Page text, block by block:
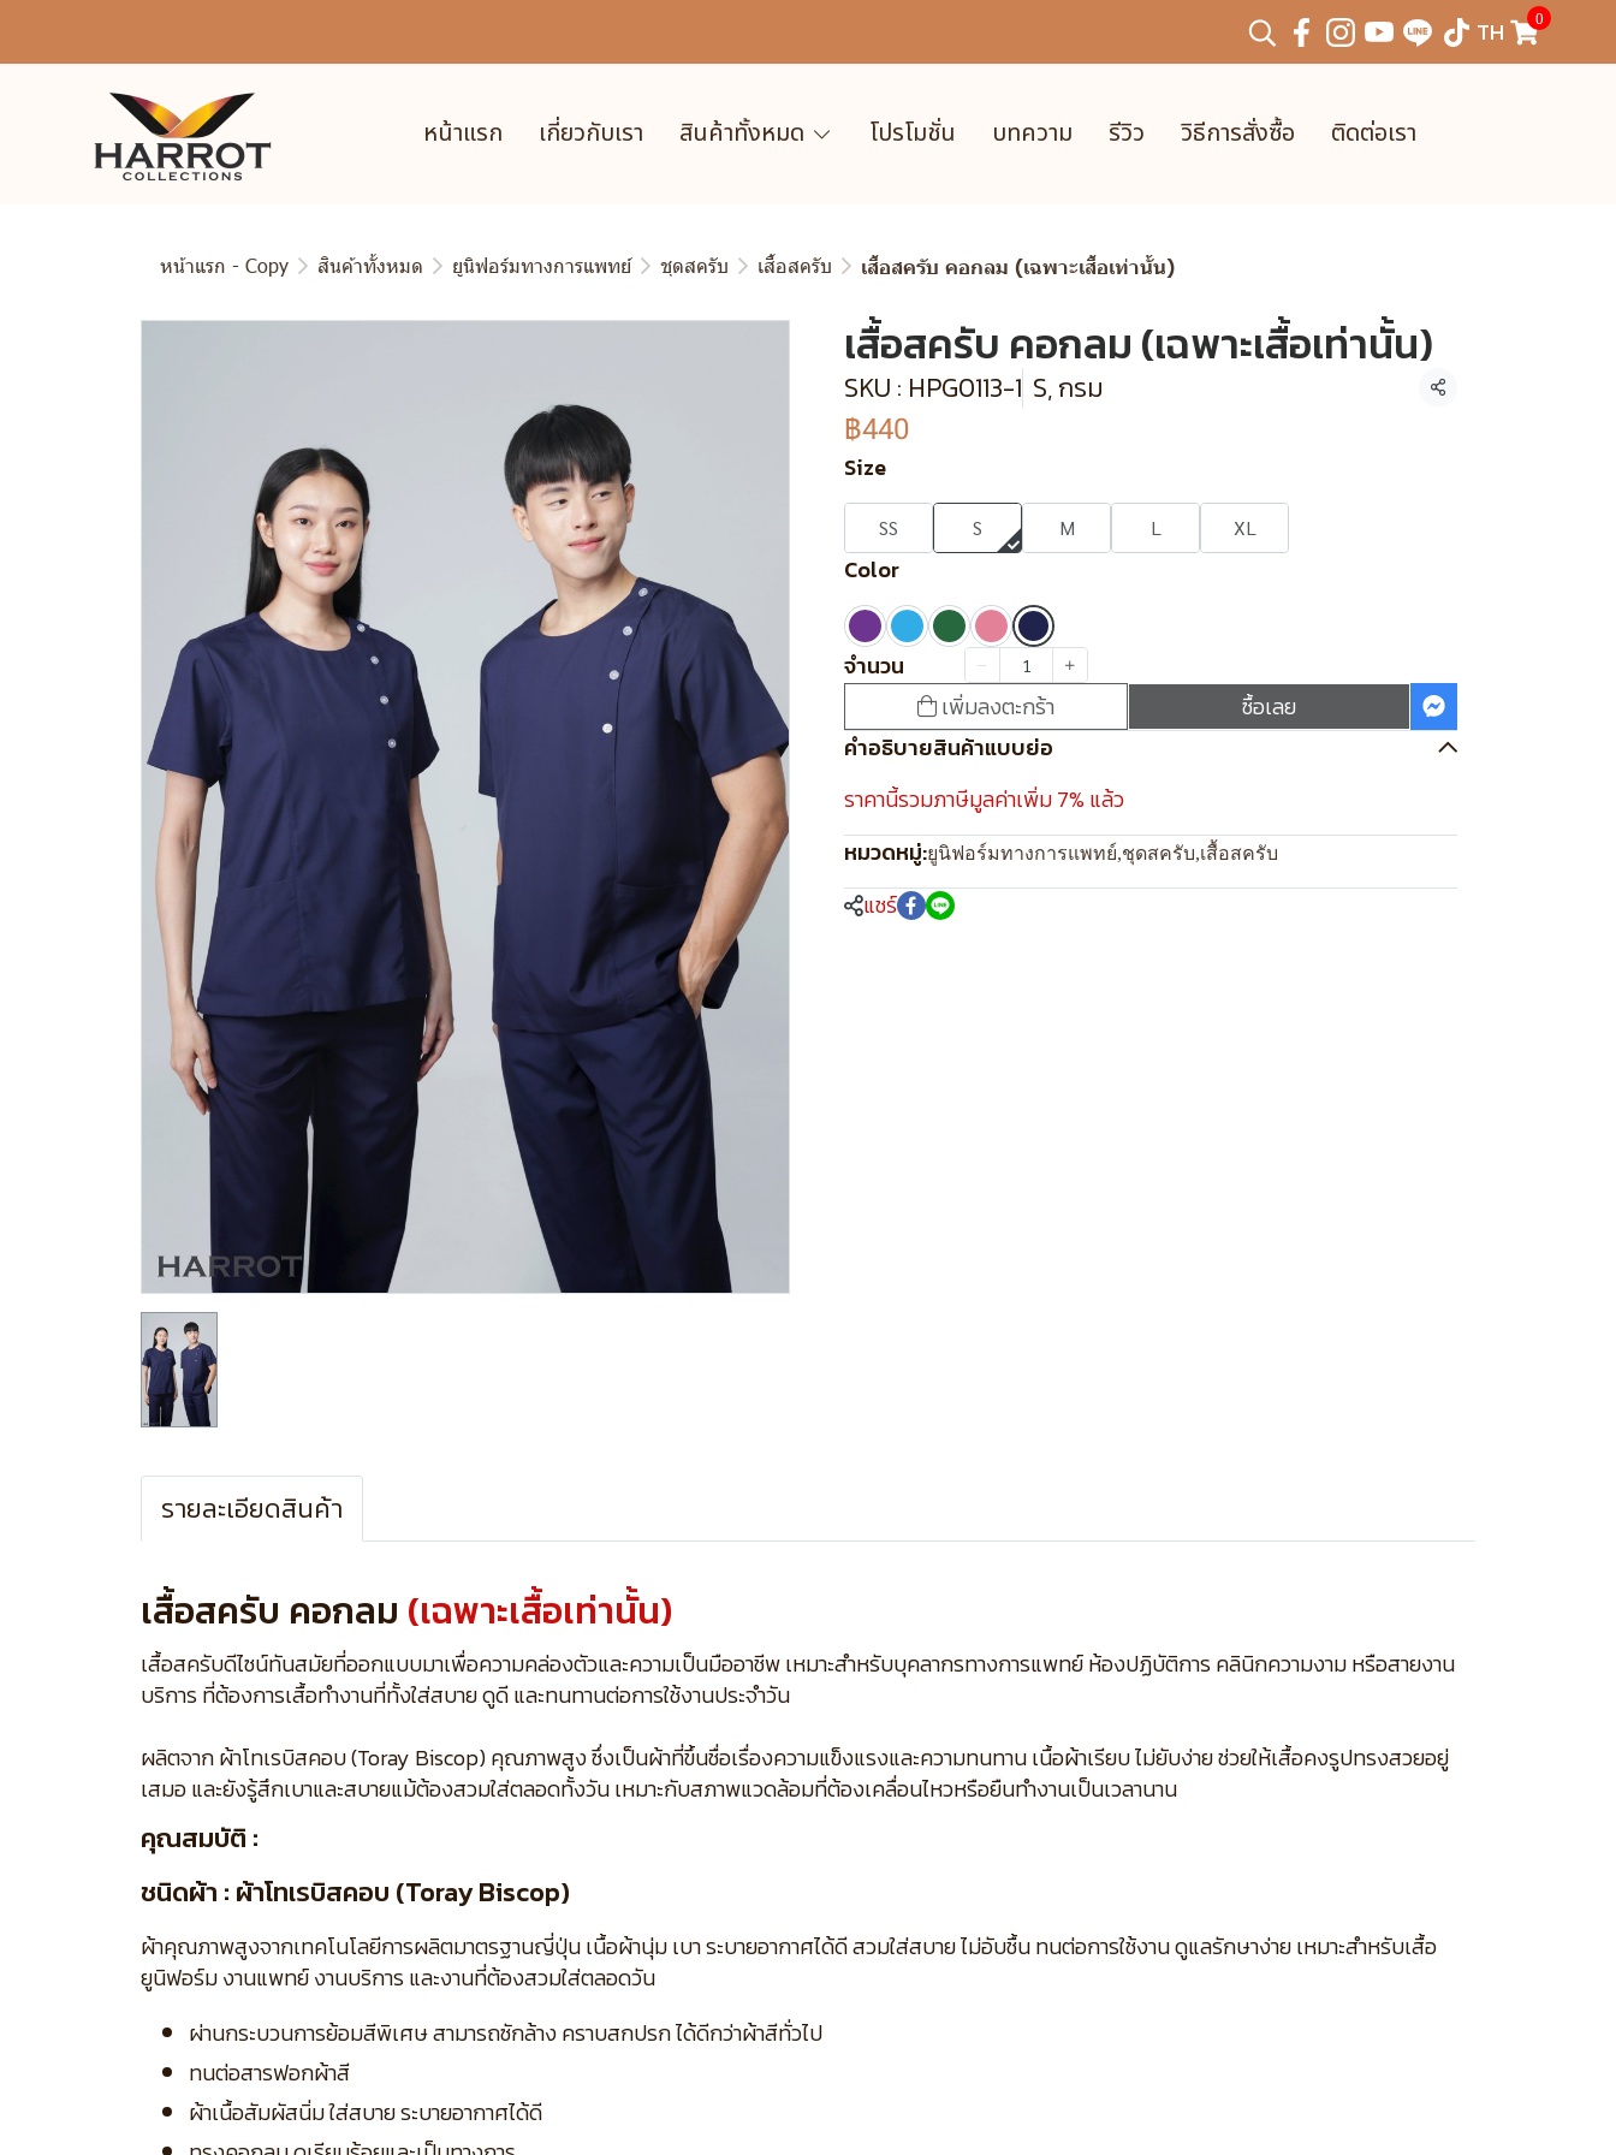
TH 0
หน้าแรก เกี่ยวกับเรา สินค้าทั้งหมด โปรโมชั่น บทความ รีวิว วิธีการสั่งซื้อ ติดต่อเรา
หน้าแรก - Copy สินค้าทั้งหมด ยูนิฟอร์มทางการแพทย์ ชุดสครับ เสื้อสครับ เสื้อสครับ คอกลม (เฉพาะเสื้อเท่านั้น)
เสื้อสครับ คอกลม (เฉพาะเสื้อเท่านั้น)
SKU : HPG0113-1 S, กรม แชร์
฿440
Size
SS S M L XL
Color
จำนวน
เพิ่มลงตะกร้า
ซื้อเลย
คำอธิบายสินค้าแบบย่อ
ราคานี้รวมภาษีมูลค่าเพิ่ม 7% แล้ว
หมวดหมู่:ยูนิฟอร์มทางการแพทย์,ชุดสครับ,เสื้อสครับ
แชร์
รายละเอียดสินค้า
เสื้อสครับ คอกลม (เฉพาะเสื้อเท่านั้น)
เสื้อสครับดีไซน์ทันสมัยที่ออกแบบมาเพื่อความคล่องตัวและความเป็นมืออาชีพ เหมาะสำหรับบุคลากรทางการแพทย์ ห้องปฏิบัติการ คลินิกความงาม หรือสายงาน
บริการ ที่ต้องการเสื้อทำงานที่ทั้งใส่สบาย ดูดี และทนทานต่อการใช้งานประจำวัน
ผลิตจาก ผ้าโทเรบิสคอบ (Toray Biscop) คุณภาพสูง ซึ่งเป็นผ้าที่ขึ้นชื่อเรื่องความแข็งแรงและความทนทาน เนื้อผ้าเรียบ ไม่ยับง่าย ช่วยให้เสื้อคงรูปทรงสวยอยู่
เสมอ และยังรู้สึกเบาและสบายแม้ต้องสวมใส่ตลอดทั้งวัน เหมาะกับสภาพแวดล้อมที่ต้องเคลื่อนไหวหรือยืนทำงานเป็นเวลานาน
คุณสมบัติ :
ชนิดผ้า : ผ้าโทเรบิสคอบ (Toray Biscop)
ผ้าคุณภาพสูงจากเทคโนโลยีการผลิตมาตรฐานญี่ปุ่น เนื้อผ้านุ่ม เบา ระบายอากาศได้ดี สวมใส่สบาย ไม่อับชื้น ทนต่อการใช้งาน ดูแลรักษาง่าย เหมาะสำหรับเสื้อ
ยูนิฟอร์ม งานแพทย์ งานบริการ และงานที่ต้องสวมใส่ตลอดวัน
ผ่านกระบวนการย้อมสีพิเศษ สามารถซักล้าง คราบสกปรก ได้ดีกว่าผ้าสีทั่วไป
ทนต่อสารฟอกผ้าสี
ผ้าเนื้อสัมผัสนิ่ม ใส่สบาย ระบายอากาศได้ดี